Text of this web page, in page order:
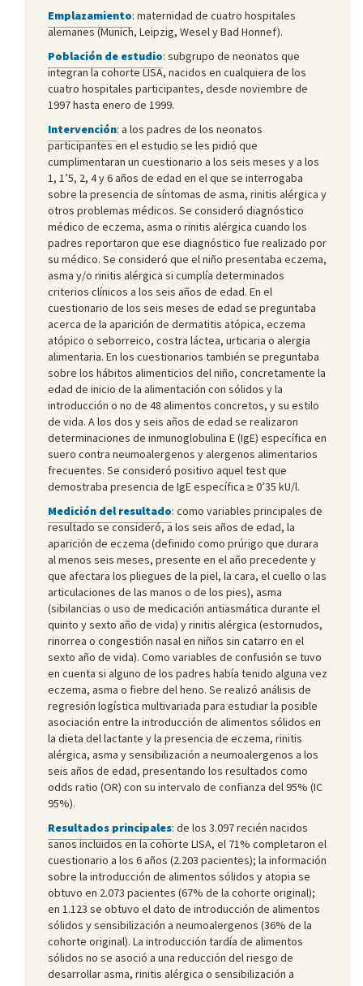
Emplazamiento: maternidad de cuatro hospitales
alemanes (Munich, Leipzig, Wesel y Bad Honnef).
Población de estudio: subgrupo de neonatos que
integran la cohorte LISA, nacidos en cualquiera de los
cuatro hospitales participantes, desde noviembre de
1997 hasta enero de 1999.
Intervención: a los padres de los neonatos
participantes en el estudio se les pidió que
cumplimentaran un cuestionario a los seis meses y a los
1, 1’5, 2, 4 y 6 años de edad en el que se interrogaba
sobre la presencia de síntomas de asma, rinitis alérgica y
otros problemas médicos. Se consideró diagnóstico
médico de eczema, asma o rinitis alérgica cuando los
padres reportaron que ese diagnóstico fue realizado por
su médico. Se consideró que el niño presentaba eczema,
asma y/o rinitis alérgica si cumplía determinados
criterios clínicos a los seis años de edad. En el
cuestionario de los seis meses de edad se preguntaba
acerca de la aparición de dermatitis atópica, eczema
atópico o seborreico, costra láctea, urticaria o alergia
alimentaria. En los cuestionarios también se preguntaba
sobre los hábitos alimenticios del niño, concretamente la
edad de inicio de la alimentación con sólidos y la
introducción o no de 48 alimentos concretos, y su estilo
de vida. A los dos y seis años de edad se realizaron
determinaciones de inmunoglobulina E (IgE) específica en
suero contra neumoalergenos y alergenos alimentarios
frecuentes. Se consideró positivo aquel test que
demostraba presencia de IgE específica ≥ 0’35 kU/l.
Medición del resultado: como variables principales de
resultado se consideró, a los seis años de edad, la
aparición de eczema (definido como prúrigo que durara
al menos seis meses, presente en el año precedente y
que afectara los pliegues de la piel, la cara, el cuello o las
articulaciones de las manos o de los pies), asma
(sibilancias o uso de medicación antiasmática durante el
quinto y sexto año de vida) y rinitis alérgica (estornudos,
rinorrea o congestión nasal en niños sin catarro en el
sexto año de vida). Como variables de confusión se tuvo
en cuenta si alguno de los padres había tenido alguna vez
eczema, asma o fiebre del heno. Se realizó análisis de
regresión logística multivariada para estudiar la posible
asociación entre la introducción de alimentos sólidos en
la dieta del lactante y la presencia de eczema, rinitis
alérgica, asma y sensibilización a neumoalergenos a los
seis años de edad, presentando los resultados como
odds ratio (OR) con su intervalo de confianza del 95% (IC
95%).
Resultados principales: de los 3.097 recién nacidos
sanos incluidos en la cohorte LISA, el 71% completaron el
cuestionario a los 6 años (2.203 pacientes); la información
sobre la introducción de alimentos sólidos y atopia se
obtuvo en 2.073 pacientes (67% de la cohorte original);
en 1.123 se obtuvo el dato de introducción de alimentos
sólidos y sensibilización a neumoalergenos (36% de la
cohorte original). La introducción tardía de alimentos
sólidos no se asoció a una reducción del riesgo de
desarrollar asma, rinitis alérgica o sensibilización a